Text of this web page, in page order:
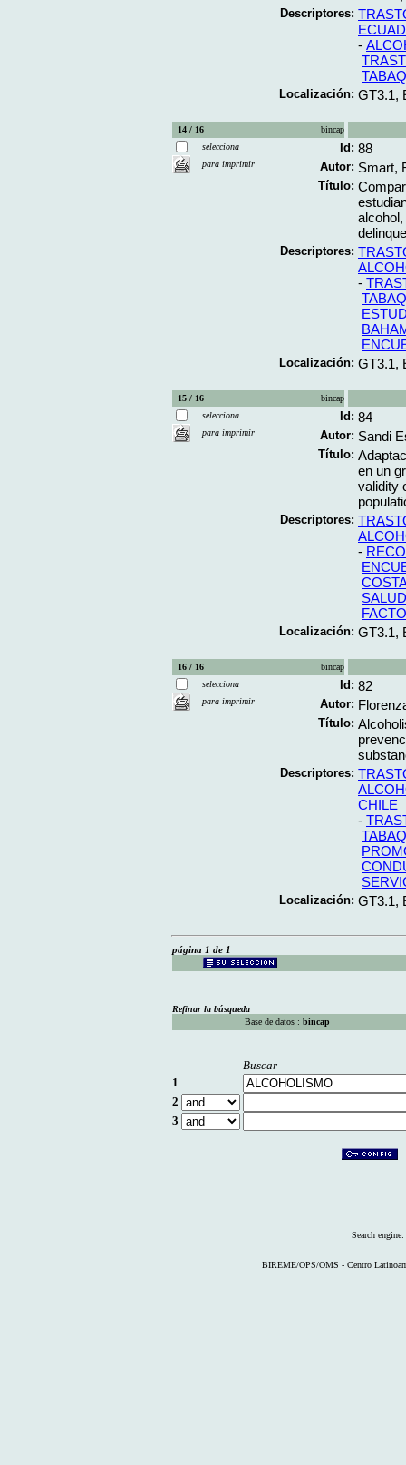
Descriptores:
-
Localización: GT3.1,
14 / 16
bincap
selecciona
para imprimir
Id: 88
Autor: Smart,
Título:
Descriptores:
-
Localización: GT3.1,
15 / 16
bincap
selecciona
para imprimir
Id: 84
Autor: Sandi
Título:
en un
validity
Descriptores:
-
Localización: GT3.1,
16 / 16
bincap
selecciona
para imprimir
Id: 82
Autor:
Título:
Descriptores:
CHILE
-
Localización: GT3.1,
página 1 de 1
Refinar la búsqueda
Base de datos : bincap
Buscar
1
2
3
Search engine:
BIREME/OPS/OMS - Centro